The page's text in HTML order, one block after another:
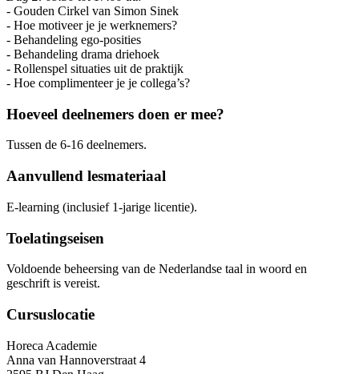
- Gouden Cirkel van Simon Sinek
- Hoe motiveer je je werknemers?
- Behandeling ego-posities
- Behandeling drama driehoek
- Rollenspel situaties uit de praktijk
- Hoe complimenteer je je collega’s?
Hoeveel deelnemers doen er mee?
Tussen de 6-16 deelnemers.
Aanvullend lesmateriaal
E-learning (inclusief 1-jarige licentie).
Toelatingseisen
Voldoende beheersing van de Nederlandse taal in woord en
geschrift is vereist.
Cursuslocatie
Horeca Academie
Anna van Hannoverstraat 4